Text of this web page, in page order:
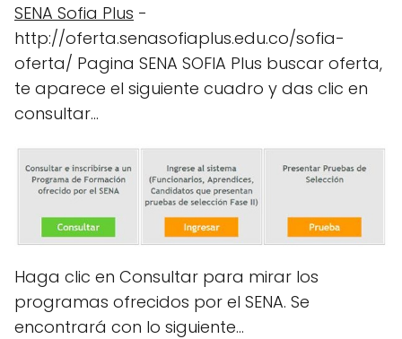
SENA Sofia Plus -
http://oferta.senasofiaplus.edu.co/sofia-
oferta/ Pagina SENA SOFIA Plus buscar oferta,
te aparece el siguiente cuadro y das clic en
consultar…
Haga clic en Consultar para mirar los
programas ofrecidos por el SENA. Se
encontrará con lo siguiente…